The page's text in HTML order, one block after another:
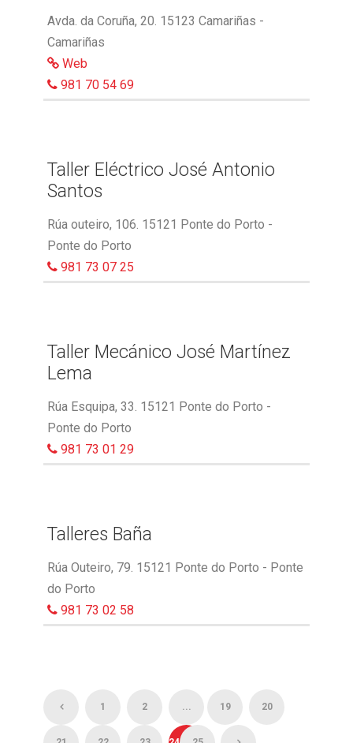
Avda. da Coruña, 20. 15123 Camariñas -
Camariñas
Web
981 70 54 69
Taller Eléctrico José Antonio
Santos
Rúa outeiro, 106. 15121 Ponte do Porto -
Ponte do Porto
981 73 07 25
Taller Mecánico José Martínez
Lema
Rúa Esquipa, 33. 15121 Ponte do Porto -
Ponte do Porto
981 73 01 29
Talleres Baña
Rúa Outeiro, 79. 15121 Ponte do Porto - Ponte
do Porto
981 73 02 58
1 2 ... 19 20